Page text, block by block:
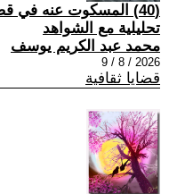
(40) المسكوت عنه في
تحليلية مع الشواهد
محمد عبد الكريم يوسف
2026 / 8 / 9
قضايا ثقافية